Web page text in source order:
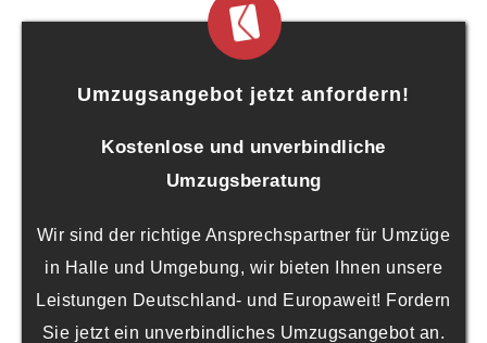
Umzugsangebot jetzt anfordern!
Kostenlose und unverbindliche
Umzugsberatung
Wir sind der richtige Ansprechspartner für Umzüge
in Halle und Umgebung, wir bieten Ihnen unsere
Leistungen Deutschland- und Europaweit! Fordern
Sie jetzt ein unverbindliches Umzugsangebot an.